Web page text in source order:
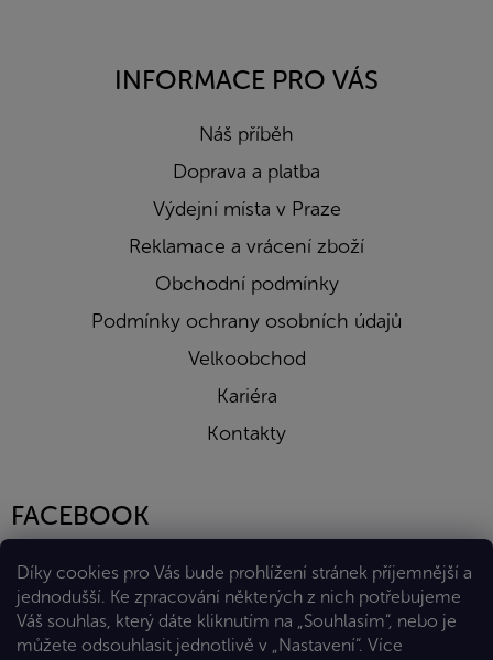
Díky cookies pro Vás bude prohlížení stránek příjemnější a
jednodušší. Ke zpracování některých z nich potřebujeme
Váš souhlas, který dáte kliknutím na „Souhlasím“, nebo je
můžete odsouhlasit jednotlivě v „Nastavení“. Více
INFORMACE PRO VÁS
Náš příběh
Doprava a platba
Výdejní místa v Praze
Reklamace a vrácení zboží
Obchodní podmínky
Podmínky ochrany osobních údajů
Velkoobchod
Kariéra
Kontakty
FACEBOOK